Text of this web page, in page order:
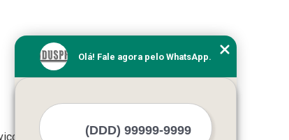
Olá! Fale agora pelo WhatsApp.